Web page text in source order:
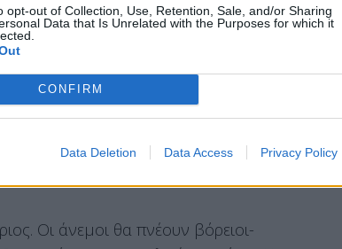
opt-out of Collection, Use, Retention, Sale, and/or Sharing
Data that Is Unrelated with the Purposes for which it
CONFIRM
Data Deletion Data Access Privacy Policy
καιρός, με βόρειους ανέμους 4 με 6 και
θα κυμανθεί από 13 έως 22
Δωδεκάνησα
ο καιρός θα είναι αίθριος, με
και τοπικά έως 7 μποφόρ. Η θερμοκρασία θα
Οι άνεμοι θα πνέουν βόρειοι-